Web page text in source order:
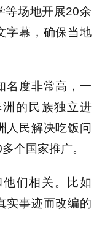
等场地开展20余
字幕，确保当地
名度非常高，一
的民族独立进
人民解决吃饭问
个国家推广。
们相关。比如
实事迹而改编的